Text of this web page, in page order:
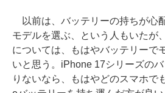
以前は、バッテリーの持ちが心
モデルを選ぶ、という人もいたが
については、もはやバッテリーで
いと思う。iPhone 17シリーズの
りないなら、もはやどのスマホで